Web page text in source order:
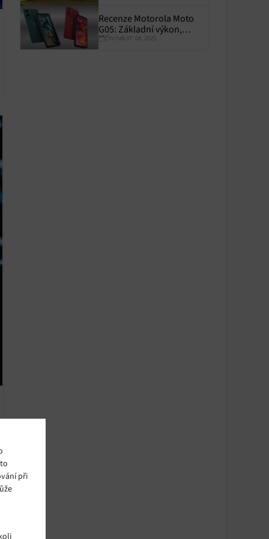
při
Recenze Motorola Moto
G05: Základní výkon,
skvělá výdrž
Čtvrtek 07. 08. 2025